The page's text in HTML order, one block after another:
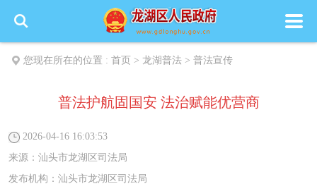
您现在所在的位置 : 首页 > 龙湖普法 > 普法宣传
普法护航固国安 法治赋能优营商
2026-04-16 16:03:53
来源： 汕头市龙湖区司法局
发布机构： 汕头市龙湖区司法局